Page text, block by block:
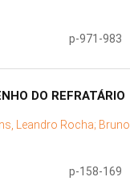
p-971-983
DO REFRATÁRIO
Leandro Rocha; Bruno
p-158-169